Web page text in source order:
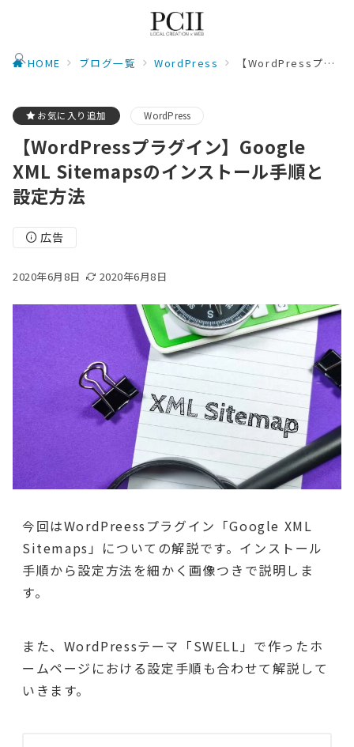
HOME ブログ一覧 WordPress 【WordPressプラグイン】Google XML Sitemapsのインストール手順と設定方法
お気に入り追加 WordPress
【WordPressプラグイン】Google
XML Sitemapsのインストール手順と
設定方法
広告
2020年6月8日 2020年6月8日
今回はWordPreessプラグイン「Google XML
Sitemaps」についての解説です。インストール
手順から設定方法を細かく画像つきで説明しま
す。
また、WordPressテーマ「SWELL」で作ったホ
ームページにおける設定手順も合わせて解説して
いきます。